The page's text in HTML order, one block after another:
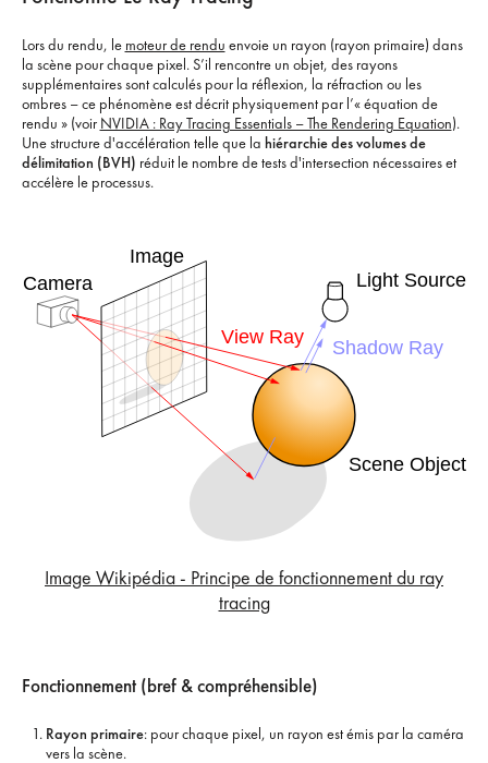
Lors du rendu, le moteur de rendu envoie un rayon (rayon primaire) dans
la scène pour chaque pixel. S’il rencontre un objet, des rayons
supplémentaires sont calculés pour la réflexion, la réfraction ou les
ombres – ce phénomène est décrit physiquement par l’« équation de
rendu » (voir NVIDIA : Ray Tracing Essentials – The Rendering Equation).
Une structure d'accélération telle que la hiérarchie des volumes de
délimitation (BVH) réduit le nombre de tests d'intersection nécessaires et
accélère le processus.
Image Wikipédia - Principe de fonctionnement du ray
tracing
Fonctionnement (bref & compréhensible)
Rayon primaire: pour chaque pixel, un rayon est émis par la caméra
vers la scène.